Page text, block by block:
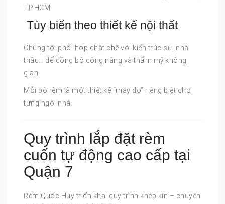
TP.HCM.
Tùy biến theo thiết kế nội thất
Chúng tôi phối hợp chặt chẽ với kiến trúc sư, nhà
thầu… để đồng bộ công năng và thẩm mỹ không
gian.
Mỗi bộ rèm là một thiết kế “may đo” riêng biệt cho
từng ngôi nhà.
Quy trình lắp đặt rèm
cuốn tự động cao cấp tại
Quận 7
Rèm Quốc Huy triển khai quy trình khép kín – chuyên